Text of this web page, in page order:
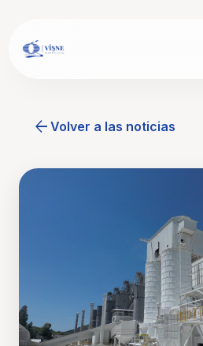
arrow_back Volver a las noticias